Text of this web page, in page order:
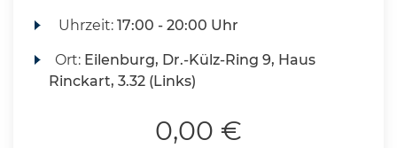
Uhrzeit:17:00 - 20:00 Uhr
Ort: Eilenburg, Dr.-Külz-Ring 9, Haus
Rinckart, 3.32 (Links)
0,00 €